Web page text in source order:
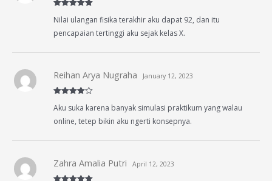
of 5
Nilai ulangan fisika terakhir aku dapat 92, dan itu
pencapaian tertinggi aku sejak kelas X.
out of 5
Reihan Arya Nugraha January 12, 2023
Aku suka karena banyak simulasi praktikum yang walau
online, tetep bikin aku ngerti konsepnya.
Zahra Amalia Putri April 12, 2023